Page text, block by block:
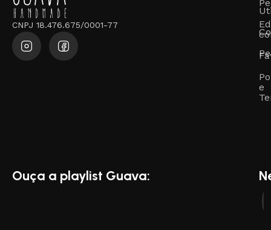
CNPJ 18.476.675/0001-77
e
Ouça a playlist Guava: